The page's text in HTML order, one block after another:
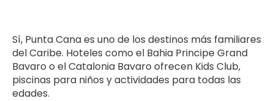
Sí, Punta Cana es uno de los destinos más familiares
del Caribe. Hoteles como el Bahia Principe Grand
Bavaro o el Catalonia Bavaro ofrecen Kids Club,
piscinas para niños y actividades para todas las
edades.